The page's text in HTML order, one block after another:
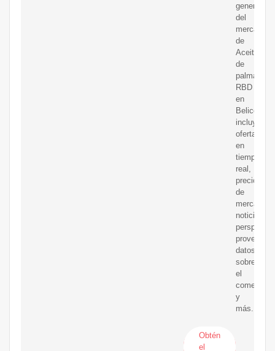
general
del
mercado
de
Aceite
de
palma
RBD
en
Belice,
incluyendo
ofertas
en
tiempo
real,
precios
de
mercado,
noticias,
datos
sobre
el
comercio
y
más.
Obtén
el